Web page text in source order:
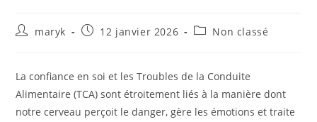
maryk 12 janvier 2026 Non classé
La confiance en soi et les Troubles de la Conduite
Alimentaire (TCA) sont étroitement liés à la manière dont
notre cerveau perçoit le danger, gère les émotions et traite